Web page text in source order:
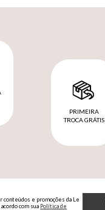
PRIMEIRA
TROCA GRÁTIS
conteúdos e promoções da Le
com sua Política de